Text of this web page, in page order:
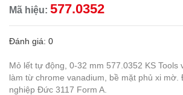
Mã hiệu: 577.0352
Đánh giá: 0
Mỏ lết tự động, 0-32 mm 577.0352 KS Tools
làm từ chrome vanadium, bề mặt phủ xi mờ.
nghiệp Đức 3117 Form A.